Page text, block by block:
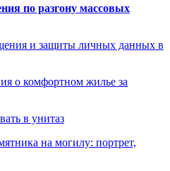
по разгону массовых
и защиты личных данных в
о комфортном жилье за
в унитаз
на могилу: портрет,